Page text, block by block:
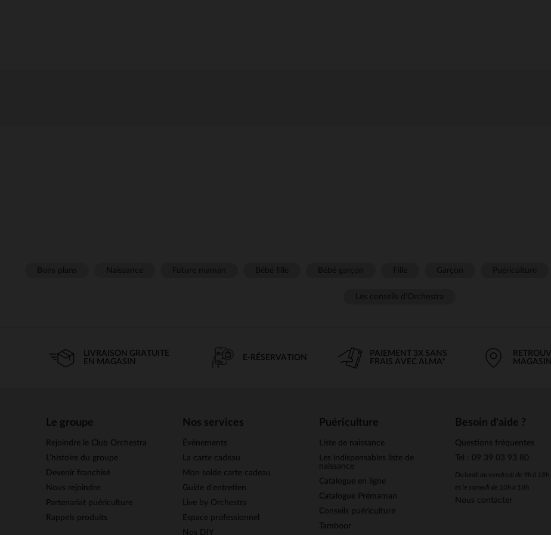
LIVRAISON GRATUITE
EN MAGASIN
E-RÉSERVATION
PAIEMENT 3X SANS
FRAIS AVEC ALMA*
Le groupe
Rejoindre le Club Orchestra
L’histoire du groupe
Devenir franchisé
Nous rejoindre
Partenariat puériculture
Rappels produits
Nos services
Évènements
La carte cadeau
Mon solde carte cadeau
Guide d'entretien
Live by Orchestra
Espace professionnel
Nos DIY
Puériculture
Liste de naissance
Les indispensables liste de
naissance
Catalogue en ligne
Catalogue Prémaman
Conseils puériculture
Tamboor
Besoin d'aide ?
Questions fréquentes
Tel : 09 39 03 93 80
Du lundi au vendredi de 9h à 18h
et le samedi de 10h à 18h
Nous contacter